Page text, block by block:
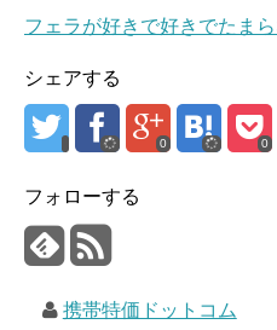
フェラが好きで好きでたま
シェアする
0 0
フォローする
携帯特価ドットコム